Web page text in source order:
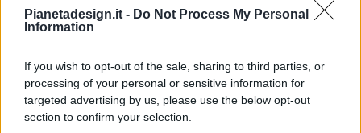
Pianetadesign.it - Do Not Process My Personal
Information
If you wish to opt-out of the sale, sharing to third parties, or
processing of your personal or sensitive information for
targeted advertising by us, please use the below opt-out
section to confirm your selection.
© 2026 - Pianeta Design - P.IVA 04827280654 - Testata
Registrata Al Tribunale Di Nocera Inferiore N. 8/2020 - RG N.